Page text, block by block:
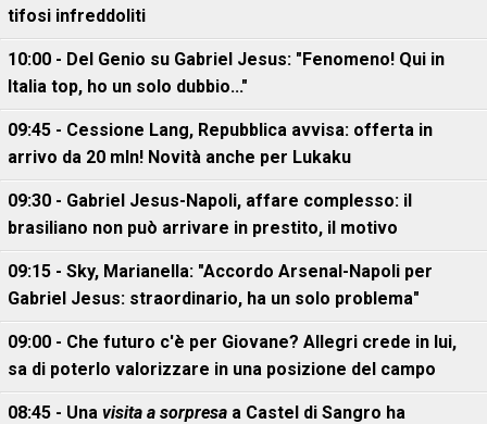
tifosi infreddoliti
10:00 - Del Genio su Gabriel Jesus: "Fenomeno! Qui in
Italia top, ho un solo dubbio..."
09:45 - Cessione Lang, Repubblica avvisa: offerta in
arrivo da 20 mln! Novità anche per Lukaku
09:30 - Gabriel Jesus-Napoli, affare complesso: il
brasiliano non può arrivare in prestito, il motivo
09:15 - Sky, Marianella: "Accordo Arsenal-Napoli per
Gabriel Jesus: straordinario, ha un solo problema"
09:00 - Che futuro c'è per Giovane? Allegri crede in lui,
sa di poterlo valorizzare in una posizione del campo
08:45 - Una visita a sorpresa a Castel di Sangro ha